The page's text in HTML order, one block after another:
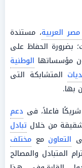
العربية، مستندة
بضرورة الحفاظ على
مؤسساتها الوطنية
المتشابكة التى
بها.
فاعلاً، فى دعم
من خلال تبادل
التعاون مع مختلف
المتبادل والمصالح